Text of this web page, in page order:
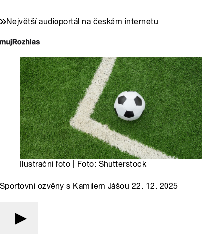
Největší audioportál na českém internetu
Ilustrační foto | Foto: Shutterstock
Sportovní ozvěny s Kamilem Jášou 22. 12. 2025